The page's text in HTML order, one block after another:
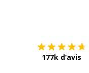
177k d’avis